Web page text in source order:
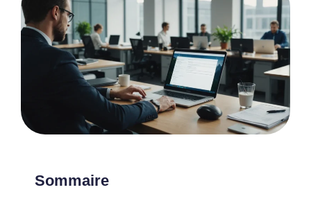
Sommaire